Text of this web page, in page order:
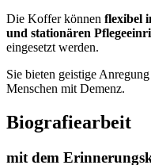
Die Koffer können flexibel
und stationären
eingesetzt werden.
Sie bieten geistige
Menschen mit Demenz.
Biografiearbeit
mit dem